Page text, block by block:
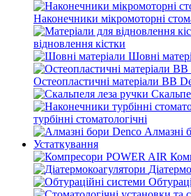
Наконечники мікромоторні
відновлення кістки
Шовні
Остеопластичні матеріали BB
турбінні стоматологічні
Алмазні
Устаткування